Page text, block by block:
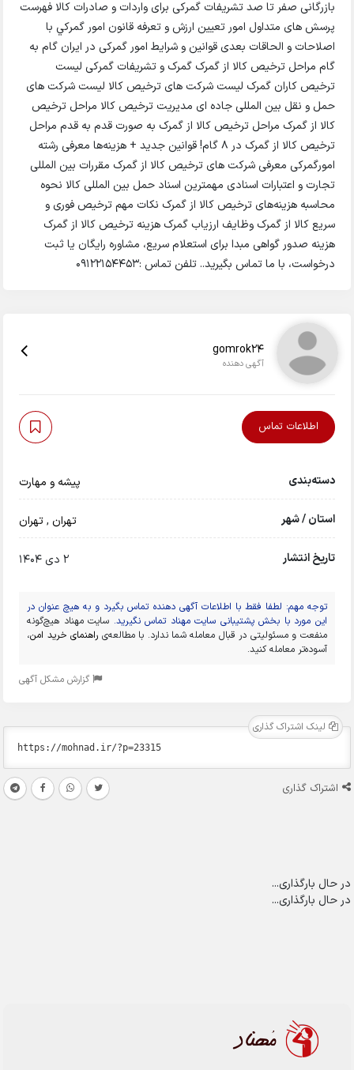
بازرگانی صفر تا صد تشریفات گمرکی برای واردات و صادرات کالا فهرست
پرسش های متداول امور تعیین ارزش و تعرفه قانون امور گمركي با
اصلاحات و الحاقات بعدی قوانین و شرایط امور گمرکی در ایران گام به
گام مراحل ترخیص کالا از گمرک گمرک و تشریفات گمرکی لیست
ترخیص کاران گمرک لیست شرکت های ترخیص کالا لیست شرکت های
حمل و نقل بین المللی جاده ای مدیریت ترخیص کالا مراحل ترخیص
کالا از گمرک مراحل ترخیص کالا از گمرک به صورت قدم به قدم مراحل
ترخیص کالا از گمرک در ۸ گام! قوانین جدید + هزینه‌ها معرفی رشته
امورگمرکی معرفی شرکت های ترخیص کالا از گمرک مقررات بین المللی
تجارت و اعتبارات اسنادی مهمترین اسناد حمل بین المللی کالا نحوه
محاسبه هزینه‌های ترخیص کالا از گمرک نکات مهم ترخیص فوری و
سریع کالا از گمرک وظایف ارزیاب گمرک هزینه ترخیص کالا از گمرک
هزینه صدور گواهی مبدا برای استعلام سریع، مشاوره رایگان یا ثبت
درخواست، با ما تماس بگیرید.. تلفن تماس :09122154453
gomrok24
آگهی دهنده
اطلاعات تماس
دسته‌بندی پیشه و مهارت
استان / شهر تهران,تهران
تاریخ انتشار 2 دی 1404
توجه مهم: لطفا فقط با اطلاعات آگهی دهنده تماس بگیرد و به هیچ عنوان در
این مورد با بخش پشتیبانی سایت مهناد تماس نگیرید. سایت مهناد هیچ‌گونه
منفعت و مسئولیتی در قبال معامله شما ندارد. با مطالعه‌ی راهنمای خرید امن،
آسوده‌تر معامله کنید.
گزارش مشکل آگهی
لینک اشتراک گذاری
اشتراک گذاری
در حال بارگذاری...
در حال بارگذاری...